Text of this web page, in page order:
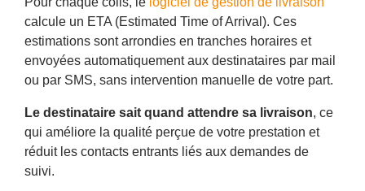
calcule un ETA (Estimated Time of Arrival). Ces
estimations sont arrondies en tranches horaires et
envoyées automatiquement aux destinataires par mail
ou par SMS, sans intervention manuelle de votre part.
Le destinataire sait quand attendre sa livraison, ce
qui améliore la qualité perçue de votre prestation et
réduit les contacts entrants liés aux demandes de
suivi.